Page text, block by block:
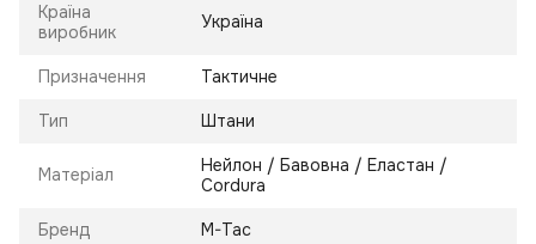
Країна
виробник
Україна
Призначення Тактичне
Тип Штани
Матеріал
Нейлон / Бавовна / Еластан /
Cordura
Бренд M-Tac